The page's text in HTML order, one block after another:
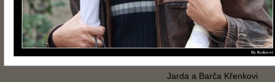
Jarda a Barča Křenkovi